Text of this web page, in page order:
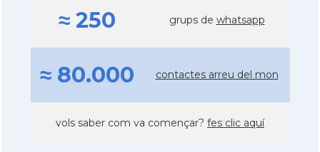
≈ 250 grups de whatsapp
≈ 80.000 contactes arreu del mon
vols saber com va començar? fes clic aquí